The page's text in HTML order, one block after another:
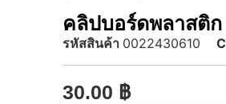
คลิปบอร์ดพลาสติก
รหัสสินค้า 0022430610
30.00 ฿